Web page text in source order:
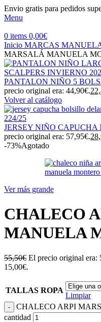
Envio gratis para pedidos
Menu
0 items 0,00€
Inicio MARCAS
MARSALÁ MANUELA
PANTALON NIÑO 5
precio original era: 44,90€.
Volver al catálogo
JERSEY NIÑO
precio original era: 57,95€.
-73%Agotado
Ver más grande
CHALECO
MANUELA
55,50€ El precio original era:
15,00€.
TALLAS ROPA
Limpiar
CHALECO ARPI
cantidad